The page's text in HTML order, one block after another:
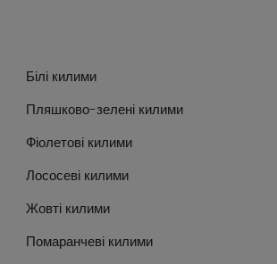
Білі килими
Пляшково-зелені килими
Фіолетові килими
Лососеві килими
Жовті килими
Помаранчеві килими